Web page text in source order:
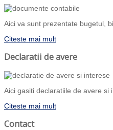
Aici va sunt prezentate bugetul,
Citeste mai mult
Declaratii de avere
Aici gasiti declaratiile de avere si
Citeste mai mult
Contact